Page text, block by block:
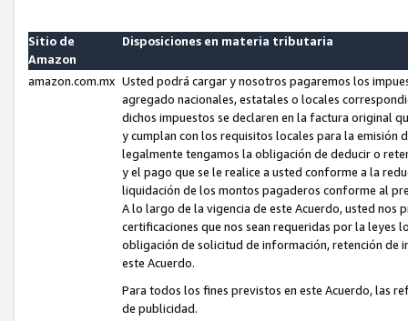
Sitio de
Amazon
Disposiciones en materia tributaria
amazon.com.mx Usted podrá cargar y nosotros pagaremos los
agregado nacionales, estatales o locales
dichos impuestos se declaren en la factura original
y cumplan con los requisitos locales para la emisión
legalmente tengamos la obligación de deducir o
y el pago que se le realice a usted conforme a la
liquidación de los montos pagaderos conforme al
A lo largo de la vigencia de este Acuerdo, usted
certificaciones que nos sean requeridas por la leyes
obligación de solicitud de información, retención de
este Acuerdo.
Para todos los fines previstos en este Acuerdo, las
de publicidad.